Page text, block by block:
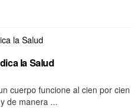
la Salud
cuerpo funcione al cien por cien
de manera ...